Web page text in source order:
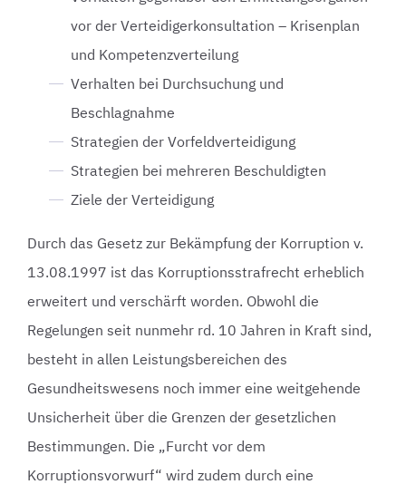
vor der Verteidigerkonsultation – Krisenplan
und Kompetenzverteilung
Verhalten bei Durchsuchung und
Beschlagnahme
Strategien der Vorfeldverteidigung
Strategien bei mehreren Beschuldigten
Ziele der Verteidigung
Durch das Gesetz zur Bekämpfung der Korruption v.
13.08.1997 ist das Korruptionsstrafrecht erheblich
erweitert und verschärft worden. Obwohl die
Regelungen seit nunmehr rd. 10 Jahren in Kraft sind,
besteht in allen Leistungsbereichen des
Gesundheitswesens noch immer eine weitgehende
Unsicherheit über die Grenzen der gesetzlichen
Bestimmungen. Die „Furcht vor dem
Korruptionsvorwurf“ wird zudem durch eine